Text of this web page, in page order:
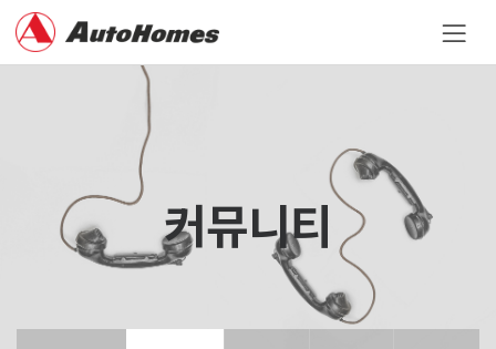
커뮤니티